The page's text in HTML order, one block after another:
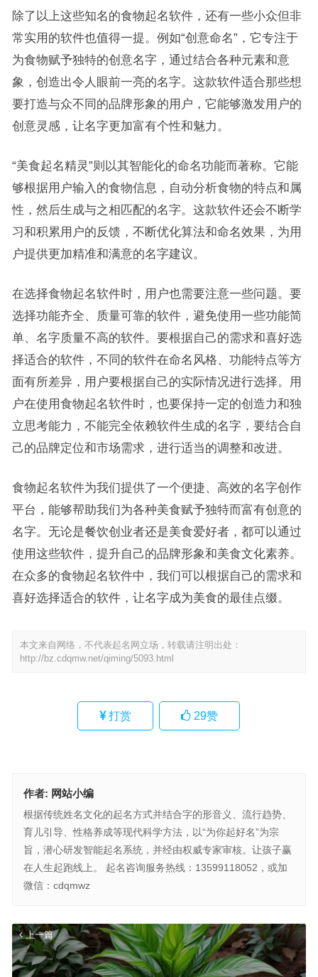
除了以上这些知名的食物起名软件，还有一些小众但非
常实用的软件也值得一提。例如“创意命名”，它专注于
为食物赋予独特的创意名字，通过结合各种元素和意
象，创造出令人眼前一亮的名字。这款软件适合那些想
要打造与众不同的品牌形象的用户，它能够激发用户的
创意灵感，让名字更加富有个性和魅力。
“美食起名精灵”则以其智能化的命名功能而著称。它能
够根据用户输入的食物信息，自动分析食物的特点和属
性，然后生成与之相匹配的名字。这款软件还会不断学
习和积累用户的反馈，不断优化算法和命名效果，为用
户提供更加精准和满意的名字建议。
在选择食物起名软件时，用户也需要注意一些问题。要
选择功能齐全、质量可靠的软件，避免使用一些功能简
单、名字质量不高的软件。要根据自己的需求和喜好选
择适合的软件，不同的软件在命名风格、功能特点等方
面有所差异，用户要根据自己的实际情况进行选择。用
户在使用食物起名软件时，也要保持一定的创造力和独
立思考能力，不能完全依赖软件生成的名字，要结合自
己的品牌定位和市场需求，进行适当的调整和改进。
食物起名软件为我们提供了一个便捷、高效的名字创作
平台，能够帮助我们为各种美食赋予独特而富有创意的
名字。无论是餐饮创业者还是美食爱好者，都可以通过
使用这些软件，提升自己的品牌形象和美食文化素养。
在众多的食物起名软件中，我们可以根据自己的需求和
喜好选择适合的软件，让名字成为美食的最佳点缀。
本文来自网络，不代表起名网立场，转载请注明出处：
http://bz.cdqmw.net/qiming/5093.html
打赏 29赞
作者: 网站小编
根据传统姓名文化的起名方式并结合字的形音义、流行趋势、
育儿引导、性格养成等现代科学方法，以“为你起好名”为宗
旨，潜心研发智能起名系统，并经由权威专家审核。让孩子赢
在人生起跑线上。 起名咨询服务热线：13599118052，或加
微信：cdqmwz
上一篇